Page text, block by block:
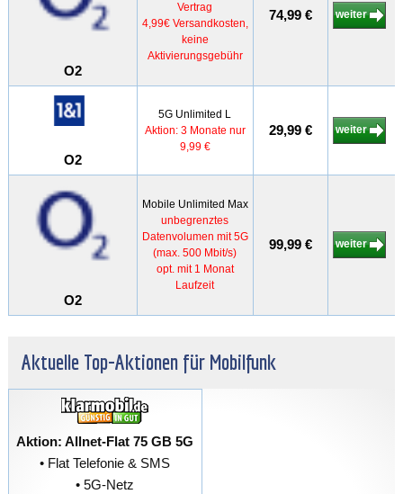
O2
Vertrag
4,99€ Versandkosten,
keine
Aktivierungsgebühr
74,99 € weiter
O2
5G Unlimited L
Aktion: 3 Monate nur
9,99 €
29,99 € weiter
O2
Mobile Unlimited Max
unbegrenztes
Datenvolumen mit 5G
(max. 500 Mbit/s)
opt. mit 1 Monat
Laufzeit
99,99 € weiter
Aktuelle Top-Aktionen für Mobilfunk
Aktion: Allnet-Flat 75 GB 5G
• Flat Telefonie & SMS
• 5G-Netz